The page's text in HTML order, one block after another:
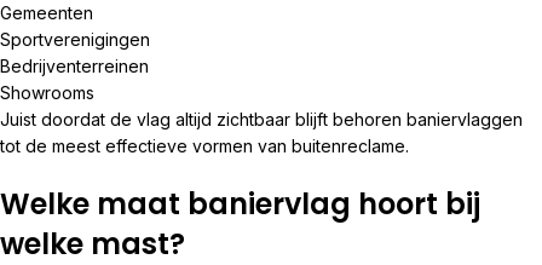
Gemeenten
Sportverenigingen
Bedrijventerreinen
Showrooms
Juist doordat de vlag altijd zichtbaar blijft behoren baniervlaggen
tot de meest effectieve vormen van buitenreclame.
Welke maat baniervlag hoort bij
welke mast?